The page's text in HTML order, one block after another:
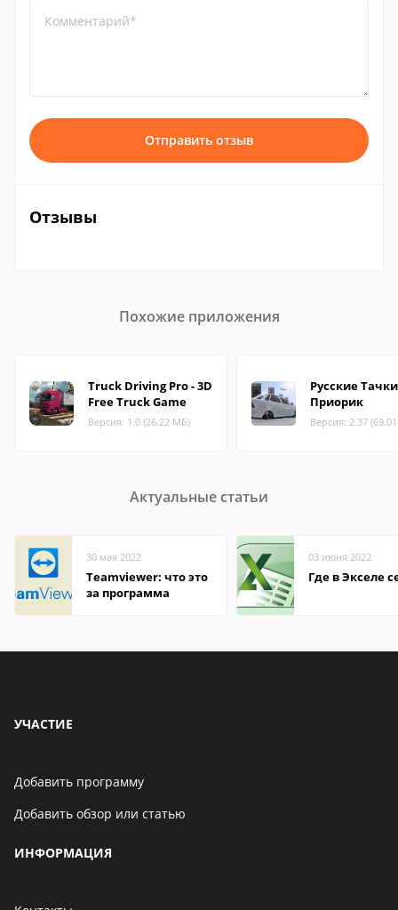
Комментарий*
Отправить отзыв
Отзывы
Похожие приложения
Truck Driving Pro - 3D
Free Truck Game
Версия: 1.0 (26.22 МБ)
Русские
Приорик
Версия: 2.37
Актуальные статьи
30 мая 2022
Teamviewer: что это
за программа
03 июня 2022
Где в Экселе
УЧАСТИЕ
Добавить программу
Добавить обзор или статью
ИНФОРМАЦИЯ